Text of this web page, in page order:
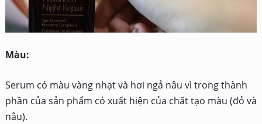
Màu:
Serum có màu vàng nhạt và hơi ngả nâu vì trong thành
phần của sản phẩm có xuất hiện của chất tạo màu (đỏ và
nâu).